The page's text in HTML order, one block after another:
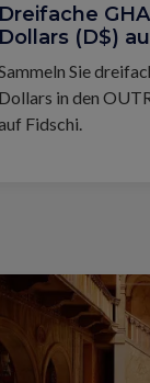
GHA
(D$)
Sie
in den
Fi­d­schi.